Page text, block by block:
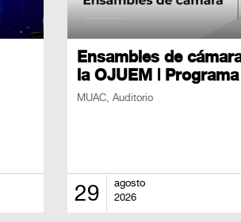
Ensambles de
la OJUEM |
MUAC, Auditorio
29
agosto
2026